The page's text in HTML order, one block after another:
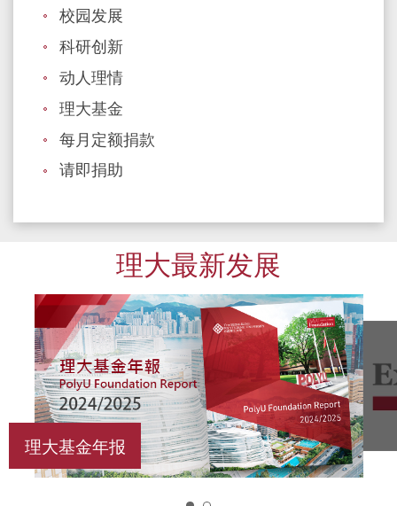
校园发展
科研创新
动人理情
理大基金
每月定额捐款
请即捐助
理大最新发展
理大基金年报